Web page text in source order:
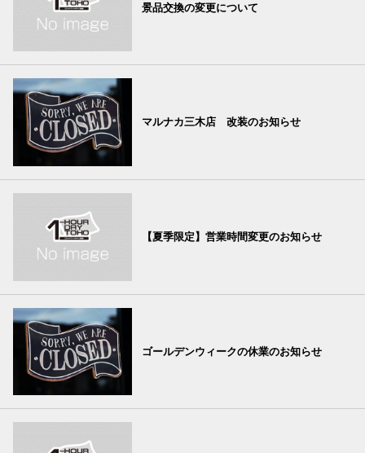
景品交換の変更について
マルナカ三木店 改装のお知らせ
【夏季限定】営業時間変更のお知らせ
ゴールデンウィークの休業のお知らせ